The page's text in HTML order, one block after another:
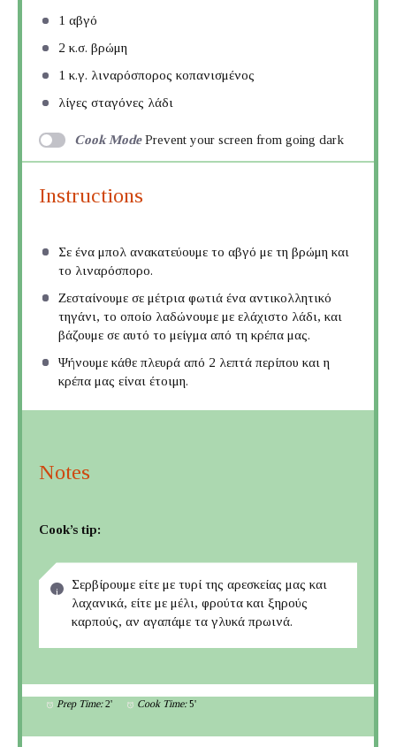
1 αβγό
2 κ.σ. βρώμη
1 κ.γ. λιναρόσπορος κοπανισμένος
λίγες σταγόνες λάδι
Cook Mode Prevent your screen from going dark
Instructions
Σε ένα μπολ ανακατεύουμε το αβγό με τη βρώμη και
το λιναρόσπορο.
Ζεσταίνουμε σε μέτρια φωτιά ένα αντικολλητικό
τηγάνι, το οποίο λαδώνουμε με ελάχιστο λάδι, και
βάζουμε σε αυτό το μείγμα από τη κρέπα μας.
Ψήνουμε κάθε πλευρά από 2 λεπτά περίπου και η
κρέπα μας είναι έτοιμη.
Notes
Cook’s tip:
Σερβίρουμε είτε με τυρί της αρεσκείας μας και
λαχανικά, είτε με μέλι, φρούτα και ξηρούς
καρπούς, αν αγαπάμε τα γλυκά πρωινά.
Prep Time: 2' Cook Time: 5'